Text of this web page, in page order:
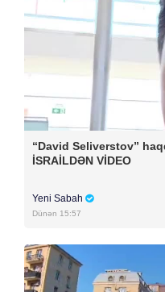
“David Seliverstov”
İSRAİLDƏN VİDEO
Yeni Sabah
Dünən 15:57